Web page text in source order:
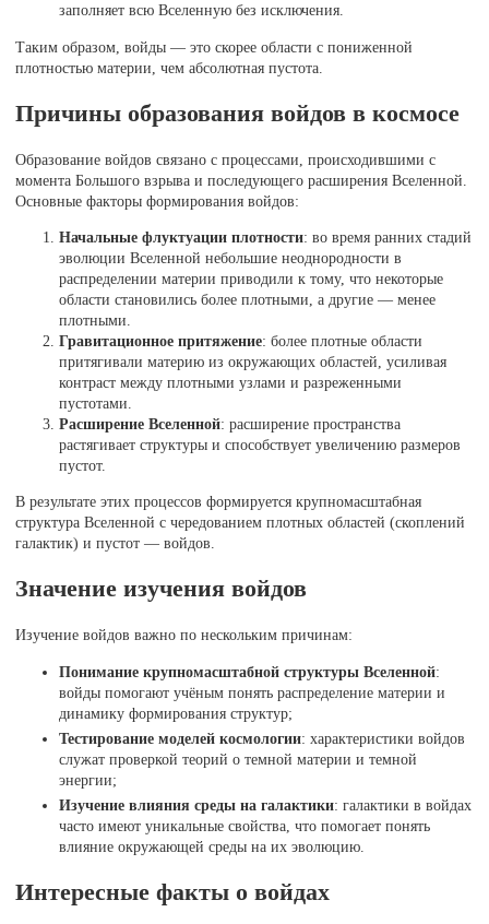
заполняет всю Вселенную без исключения.
Таким образом, войды — это скорее области с пониженной
плотностью материи, чем абсолютная пустота.
Причины образования войдов в космосе
Образование войдов связано с процессами, происходившими с
момента Большого взрыва и последующего расширения Вселенной.
Основные факторы формирования войдов:
Начальные флуктуации плотности: во время ранних стадий
эволюции Вселенной небольшие неоднородности в
распределении материи приводили к тому, что некоторые
области становились более плотными, а другие — менее
плотными.
Гравитационное притяжение: более плотные области
притягивали материю из окружающих областей, усиливая
контраст между плотными узлами и разреженными
пустотами.
Расширение Вселенной: расширение пространства
растягивает структуры и способствует увеличению размеров
пустот.
В результате этих процессов формируется крупномасштабная
структура Вселенной с чередованием плотных областей (скоплений
галактик) и пустот — войдов.
Значение изучения войдов
Изучение войдов важно по нескольким причинам:
Понимание крупномасштабной структуры Вселенной:
войды помогают учёным понять распределение материи и
динамику формирования структур;
Тестирование моделей космологии: характеристики войдов
служат проверкой теорий о темной материи и темной
энергии;
Изучение влияния среды на галактики: галактики в войдах
часто имеют уникальные свойства, что помогает понять
влияние окружающей среды на их эволюцию.
Интересные факты о войдах